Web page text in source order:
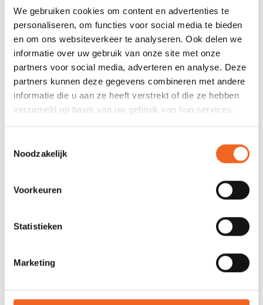
We gebruiken cookies om content en advertenties te
personaliseren, om functies voor social media te bieden
en om ons websiteverkeer te analyseren. Ook delen we
informatie over uw gebruik van onze site met onze
partners voor social media, adverteren en analyse. Deze
partners kunnen deze gegevens combineren met andere
informatie die u aan ze heeft verstrekt of die ze hebben
verzameld op basis van uw gebruik van hun services.
Noodzakelijk
Voorkeuren
Statistieken
Marketing
Capaciteit: 135 kg
Vinnen: 3 afneembaar
Luchtdruk: 13 PSI
Nog niet gewaardeerd
GERELATEERDE PRODUCTEN
NIEUW!